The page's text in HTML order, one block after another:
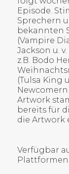
Episode.
Sprechern
bekannten
(Vampire
Jackson u.
z.B. Bodo
(Tulsa King
Newcomern
Artwork
bereits für
die Artwork
Verfügbar